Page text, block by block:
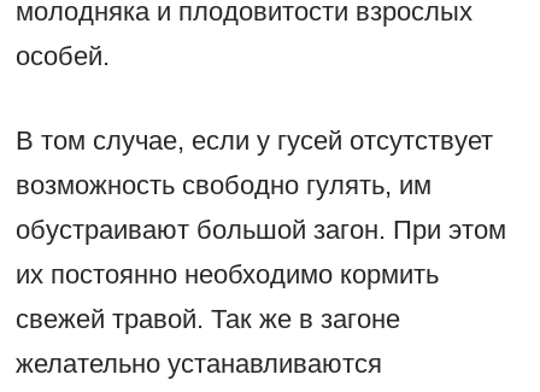
молодняка и плодовитости взрослых
особей.
В том случае, если у гусей отсутствует
возможность свободно гулять, им
обустраивают большой загон. При этом
их постоянно необходимо кормить
свежей травой. Так же в загоне
желательно устанавливаются